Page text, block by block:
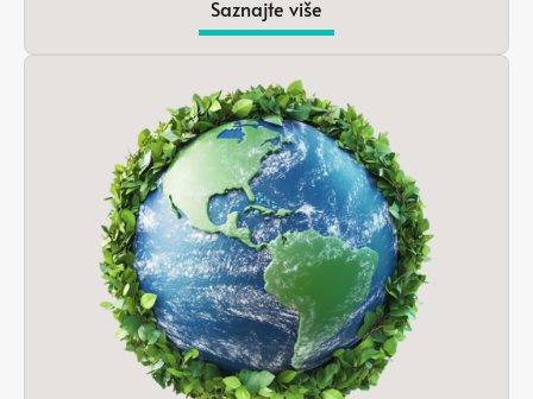
Saznajte više